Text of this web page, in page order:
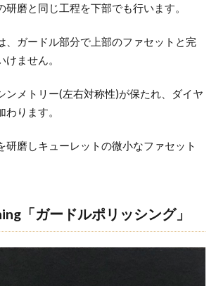
研磨と同じ工程を下部でも行います。
、ガードル部分で上部のファセットと完
ません。
ンメトリー(左右対称性)が保たれ、ダイヤ
ります。
研磨しキューレットの微小なファセット
「ガードルポリッシング」